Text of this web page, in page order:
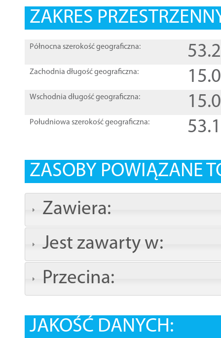
ZAKRES
Północna szerokość geograficzna:
Zachodnia długość geograficzna:
Wschodnia długość geograficzna:
Południowa szerokość geograficzna:
ZASOBY POWIĄZANE
Zawiera:
Jest zawarty w:
Przecina:
JAKOŚĆ DANYCH: